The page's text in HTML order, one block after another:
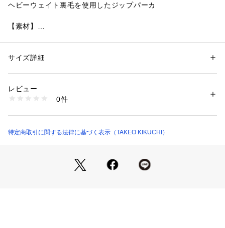
ヘビーウェイト裏毛を使用したジップパーカ
【素材】
現しました。
重めの420gの裏毛を使用したパーカ。
フードの立ち上がりがキレイで、寒い時期でもお使いいただけ
切り替え部分をわざと表側にした「アウトシーム」仕様にする
身幅・肩幅・袖はオーバーサイズながらも、計算されたバラン
スにすることで、短く見える着丈感に仕上げています。
性別：メンズ
素材：本体:コットン100%,リブ部分:コットン95%ポリウレタン5%
商品番号：
170-34107 （ショップ）
サイズ詳細
レビュー
0件
特定商取引に関する法律に基づく表示（TAKEO KIKUCHI）